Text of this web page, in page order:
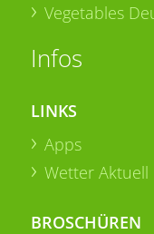
Vegetables
Infos
LINKS
Apps
Wetter Aktuell
BROSCHÜREN